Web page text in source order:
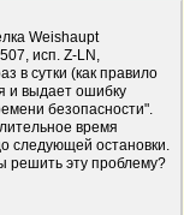
Weishaupt
исп. Z-LN,
в сутки (как правило
и выдает ошибку
безопасности".
время
следующей остановки.
решить эту проблему?